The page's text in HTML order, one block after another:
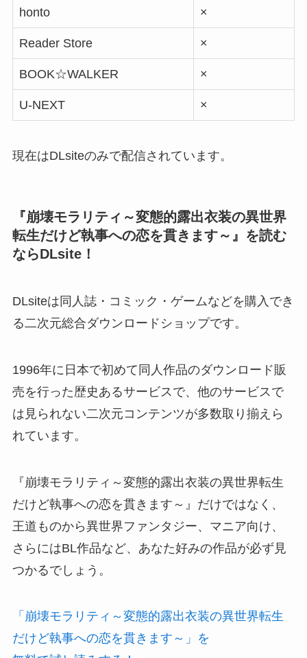
honto ×
Reader Store ×
BOOK☆WALKER ×
U-NEXT ×
現在はDLsiteのみで配信されています。
『崩壊モラリティ～変態的露出衣装の異世界
転生だけど執事への恋を貫きます～』を読む
ならDLsite！
DLsiteは同人誌・コミック・ゲームなどを購入でき
る二次元総合ダウンロードショップです。
1996年に日本で初めて同人作品のダウンロード販
売を行った歴史あるサービスで、他のサービスで
は見られない二次元コンテンツが多数取り揃えら
れています。
『崩壊モラリティ～変態的露出衣装の異世界転生
だけど執事への恋を貫きます～』だけではなく、
王道ものから異世界ファンタジー、マニア向け、
さらにはBL作品など、あなた好みの作品が必ず見
つかるでしょう。
「崩壊モラリティ～変態的露出衣装の異世界転生
だけど執事への恋を貫きます～」を